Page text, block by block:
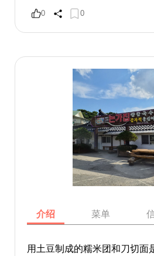
0 0
介绍 菜单
用土豆制成的糯米团和刀切面